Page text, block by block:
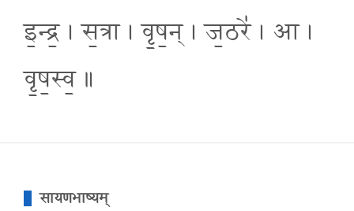
इ॒न्द्र॒ । स॒त्रा । वृ॒ष॒न् । ज॒ठरे॑ । आ ।
वृ॒ष॒स्व॒ ॥
सायणभाष्यम्